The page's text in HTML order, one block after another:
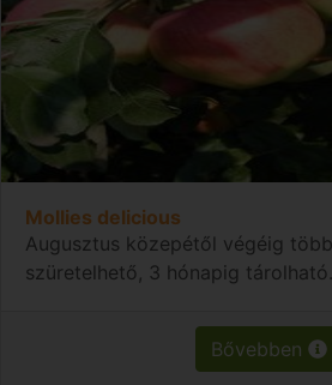
Mollies delicious
Augusztus közepétől végéig
szüretelhető, 3 hónapig tárolható.
Bővebben